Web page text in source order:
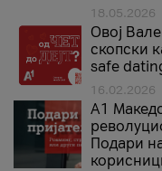
18.05.2026
Овој
скопски
safe
16.02.2026
А1
Подари